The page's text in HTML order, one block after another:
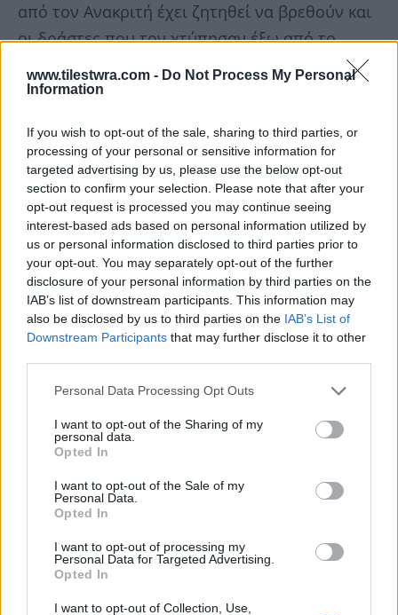
www.tilestwra.com - Do Not Process My Personal
Information
If you wish to opt-out of the sale, sharing to third parties, or
processing of your personal or sensitive information for
targeted advertising by us, please use the below opt-out
section to confirm your selection. Please note that after your
opt-out request is processed you may continue seeing
interest-based ads based on personal information utilized by
us or personal information disclosed to third parties prior to
your opt-out. You may separately opt-out of the further
disclosure of your personal information by third parties on the
IAB’s list of downstream participants. This information may
also be disclosed by us to third parties on the IAB’s List of
Downstream Participants that may further disclose it to other
Personal Data Processing Opt Outs
I want to opt-out of the Sharing of my
personal data.
Opted In
I want to opt-out of the Sale of my
Personal Data.
Opted In
I want to opt-out of processing my
Personal Data for Targeted Advertising.
Opted In
I want to opt-out of Collection, Use,
από τον Ανακριτή έχει ζητηθεί να βρεθούν και
οι δράστες που τον χτύπησαν έξω από το
γήπεδο στην Νέα Φιλαδέλφεια,
ακόμη και αν
δεν είναι ανάμεσα σε αυτούς εκείνος που
Αντιπαραβάλλονται κάποιεςεικόνες ατόμων
με τατουάζ και άλλα γνωρίσματαπου
μπορεί να τους οδηγήσουν σε άτομα που του
επιτέθηκαν και βεβαίωςαναμένεται να
εκδοθεί και το βούλευμα για τη άρση
τηλεφωνικού απορρήτου, ώστε να
αναλυθούν και τα τηλέφωνα των